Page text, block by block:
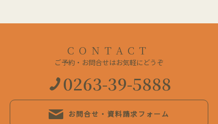
CONTACT
ご予約・お問合せはお気軽にどうぞ
0263-39-5888
お問合せ・資料請求フォーム